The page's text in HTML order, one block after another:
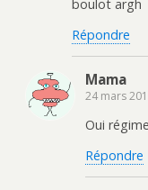
boulot argh
Répondre
Mama
24 mars
Oui
Répondre